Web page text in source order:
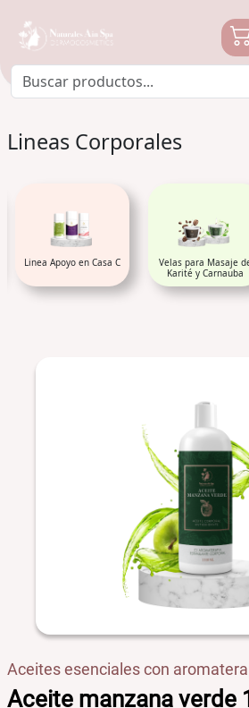
Lineas Corporales
Linea Apoyo en Casa C
Velas para Masaje
Karité y Carnauba
Aceites esenciales con
Aceite manzana verde